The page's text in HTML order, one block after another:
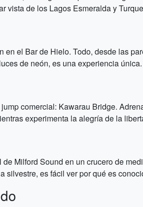
vista de los Lagos Esmeralda y
el Bar de Hielo. Todo, desde las
de neón, es una experiencia única.
comercial: Kawarau Bridge.
experimenta la alegría de la
Milford Sound en un crucero de
es fácil ver por qué es